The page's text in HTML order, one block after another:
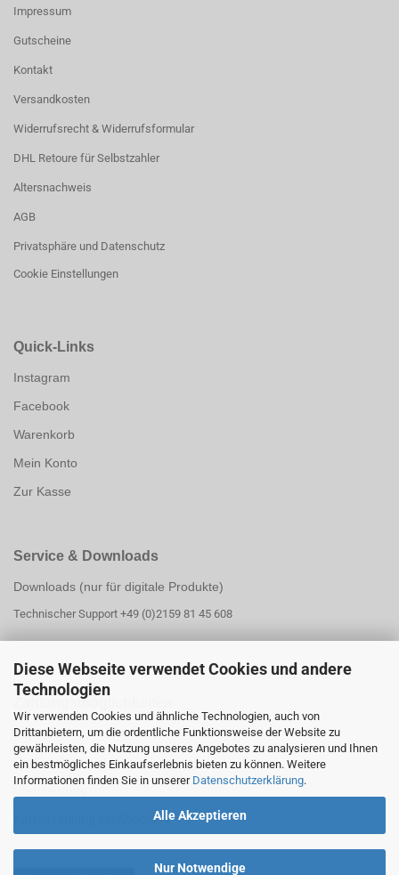
Diese Webseite verwendet Cookies und andere
Technologien
Wir verwenden Cookies und ähnliche Technologien, auch von
Drittanbietern, um die ordentliche Funktionsweise der Website zu
gewährleisten, die Nutzung unseres Angebotes zu analysieren und Ihnen
ein bestmögliches Einkaufserlebnis bieten zu können. Weitere
Informationen finden Sie in unserer Datenschutzerklärung.
Alle Akzeptieren
Nur Notwendige
Impressum
Gutscheine
Kontakt
Versandkosten
Widerrufsrecht & Widerrufsformular
DHL Retoure für Selbstzahler
Altersnachweis
AGB
Privatsphäre und Datenschutz
Cookie Einstellungen
Quick-Links
Instagram
Facebook
Warenkorb
Mein Konto
Zur Kasse
Service & Downloads
Downloads (nur für digitale Produkte)
Technischer Support +49 (0)2159 81 45 608
Zahlungsmöglichk
PayPal
PayPal Ratenzahlung
Kartenzahlung bei Abholung